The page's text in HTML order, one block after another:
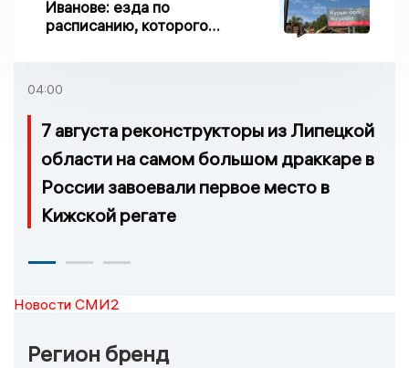
Иванове: езда по
расписанию, которого
04:00
7 августа реконструкторы из Липецкой
области на самом большом драккаре в
России завоевали первое место в
Кижской регате
Новости СМИ2
Регион бренд